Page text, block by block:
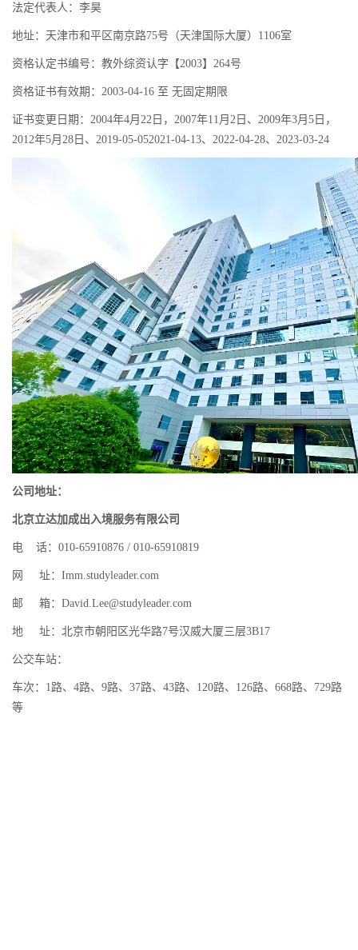
法定代表人：李昊
地址：天津市和平区南京路75号（天津国际大厦）1106室
资格认定书编号：教外综资认字【2003】264号
资格证书有效期：2003-04-16 至 无固定期限
证书变更日期：2004年4月22日，2007年11月2日、2009年3月5日，
2012年5月28日、2019-05-052021-04-13、2022-04-28、2023-03-24
公司地址：
北京立达加成出入境服务有限公司
电 话：010-65910876 / 010-65910819
网 址：Imm.studyleader.com
邮 箱：David.Lee@studyleader.com
地 址：北京市朝阳区光华路7号汉威大厦三层3B17
公交车站：
车次：1路、4路、9路、37路、43路、120路、126路、668路、729路
等